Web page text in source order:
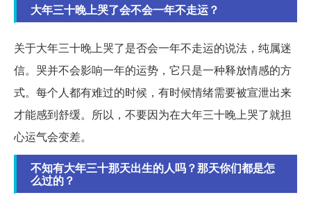
大年三十晚上哭了会不会一年不走运？
关于大年三十晚上哭了是否会一年不走运的说法，纯属迷
信。哭并不会影响一年的运势，它只是一种释放情感的方
式。每个人都有难过的时候，有时候情绪需要被宣泄出来
才能感到舒缓。所以，不要因为在大年三十晚上哭了就担
心运气会变差。
不知有大年三十那天出生的人吗？那天你们都是怎
么过的？